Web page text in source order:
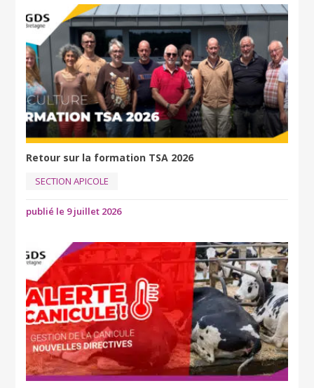
Retour sur la formation TSA 2026
SECTION APICOLE
publié le 9 juillet 2026